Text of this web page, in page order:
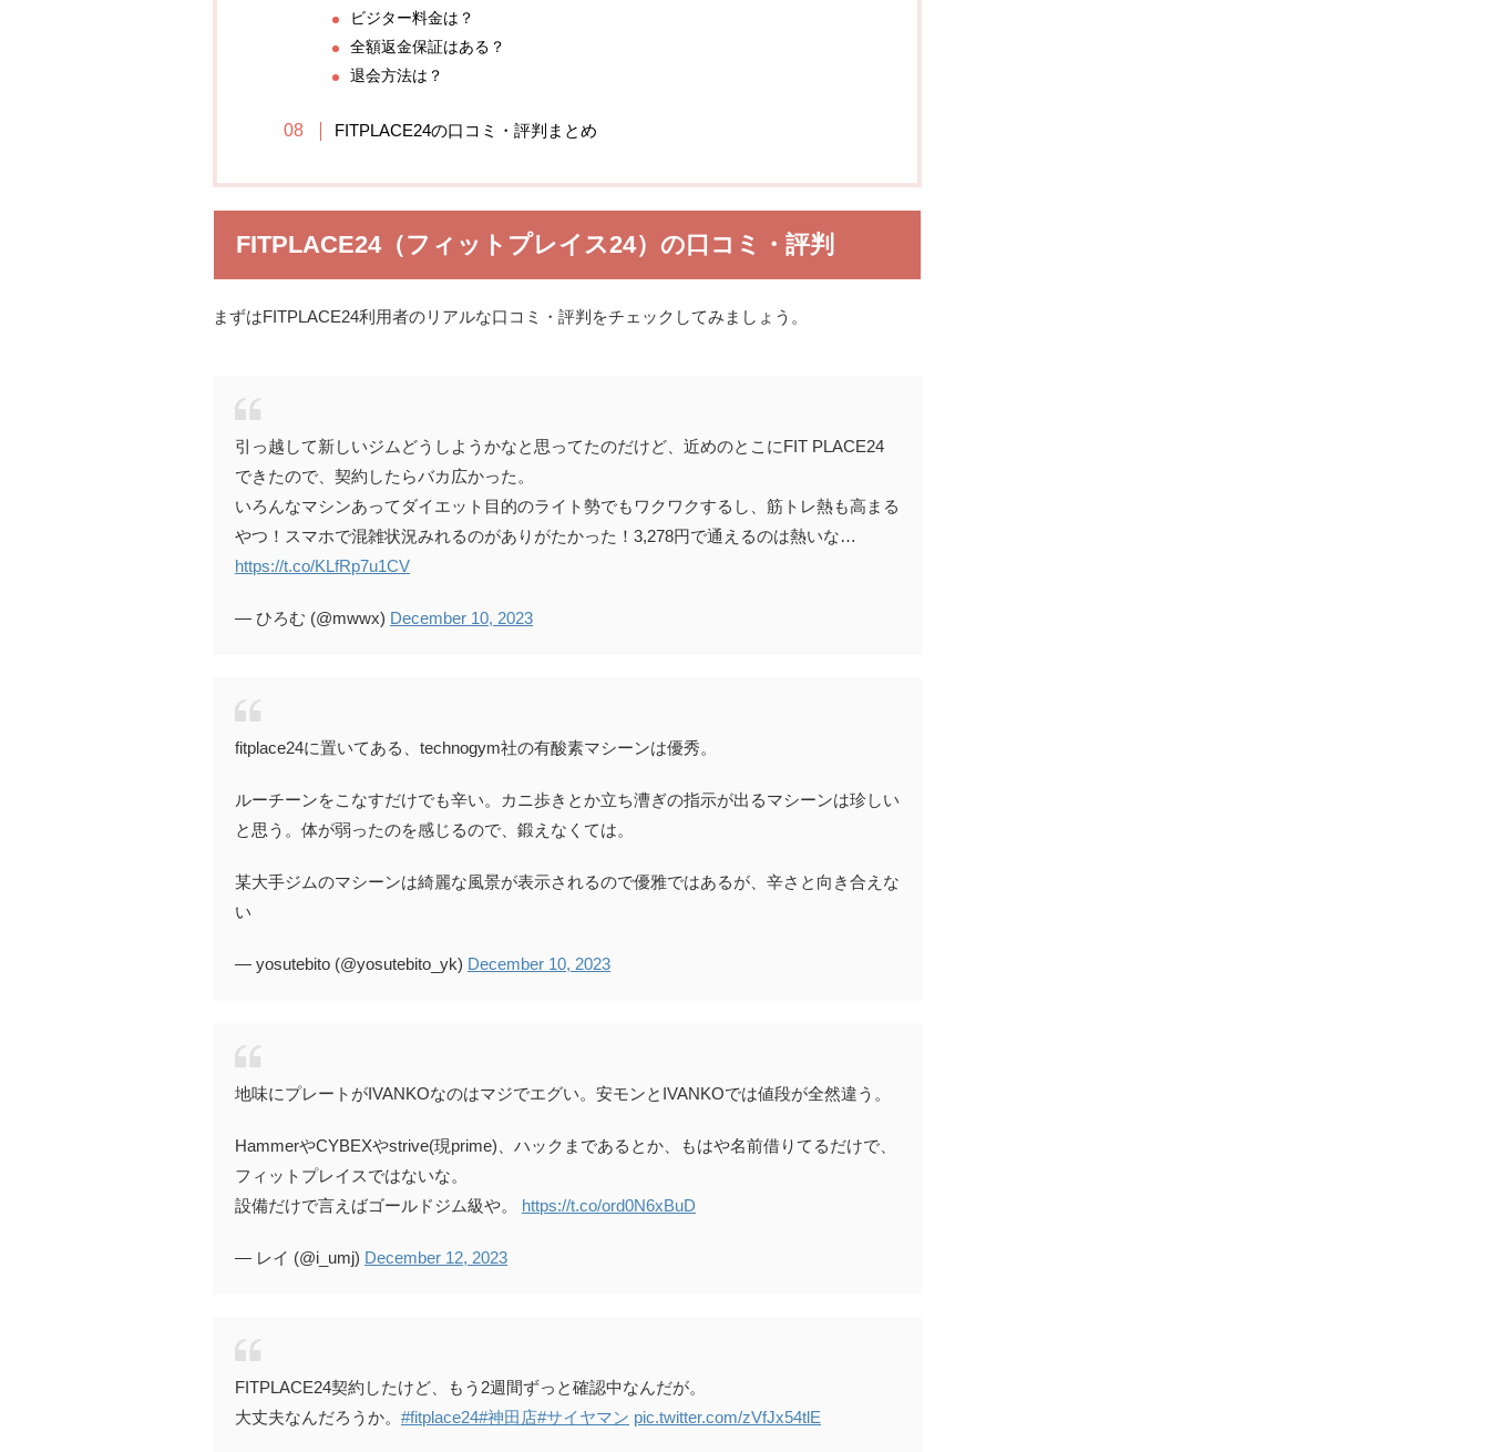
ビジター料金は？
全額返金保証はある？
退会方法は？
FITPLACE24の口コミ・評判まとめ
FITPLACE24（フィットプレイス24）の口コミ・評判
まずはFITPLACE24利用者のリアルな口コミ・評判をチェックしてみましょう。
引っ越して新しいジムどうしようかなと思ってたのだけど、近めのとこにFIT PLACE24
できたので、契約したらバカ広かった。
いろんなマシンあってダイエット目的のライト勢でもワクワクするし、筋トレ熱も高まる
やつ！スマホで混雑状況みれるのがありがたかった！3,278円で通えるのは熱いな…
https://t.co/KLfRp7u1CV
— ひろむ (@mwwx) December 10, 2023
fitplace24に置いてある、technogym社の有酸素マシーンは優秀。
ルーチーンをこなすだけでも辛い。カニ歩きとか立ち漕ぎの指示が出るマシーンは珍しい
と思う。体が弱ったのを感じるので、鍛えなくては。
某大手ジムのマシーンは綺麗な風景が表示されるので優雅ではあるが、辛さと向き合えな
い
— yosutebito (@yosutebito_yk) December 10, 2023
地味にプレートがIVANKOなのはマジでエグい。安モンとIVANKOでは値段が全然違う。
HammerやCYBEXやstrive(現prime)、ハックまであるとか、もはや名前借りてるだけで、
フィットプレイスではないな。
設備だけで言えばゴールドジム級や。 https://t.co/ord0N6xBuD
— レイ (@i_umj) December 12, 2023
FITPLACE24契約したけど、もう2週間ずっと確認中なんだが。
大丈夫なんだろうか。 #fitplace24#神田店#サイヤマン pic.twitter.com/zVfJx54tlE